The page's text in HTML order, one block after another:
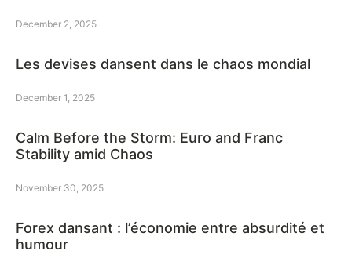
December 2, 2025
Les devises dansent dans le chaos mondial
December 1, 2025
Calm Before the Storm: Euro and Franc
Stability amid Chaos
November 30, 2025
Forex dansant : l’économie entre absurdité et
humour